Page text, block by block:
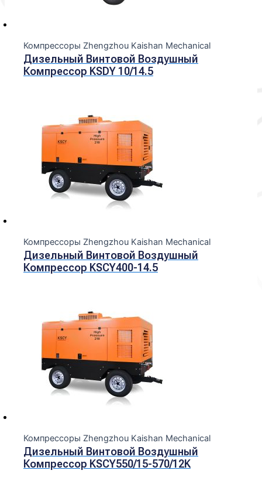
Компрессоры Zhengzhou Kaishan Mechanical
Дизельный Винтовой Воздушный
Компрессор KSDY 10/14.5
Компрессоры Zhengzhou Kaishan Mechanical
Дизельный Винтовой Воздушный
Компрессор KSCY400-14.5
Компрессоры Zhengzhou Kaishan Mechanical
Дизельный Винтовой Воздушный
Компрессор KSCY550/15-570/12K